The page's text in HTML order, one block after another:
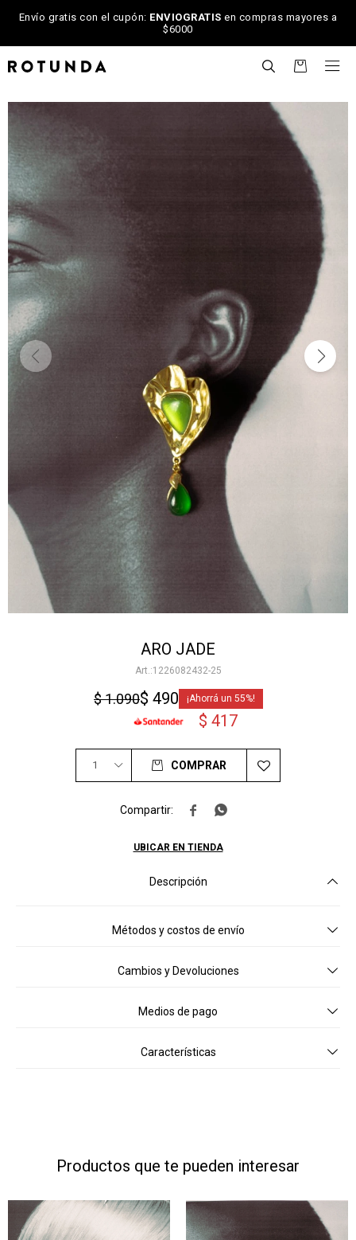
Envío gratis con el cupón: ENVIOGRATIS en compras mayores a
$6000

ARO JADE
1226082432-25
$ 490
$1.090 55
$ 417
1 COMPRAR
 
UBICAR EN TIENDA
Descripción
Métodos y costos de envío
Cambios y Devoluciones
Medios de pago
Características
Productos que te pueden interesar